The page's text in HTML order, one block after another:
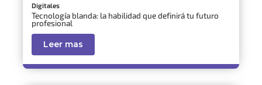
Digitales
Tecnología blanda: la habilidad que definirá tu futuro
profesional
Leer mas